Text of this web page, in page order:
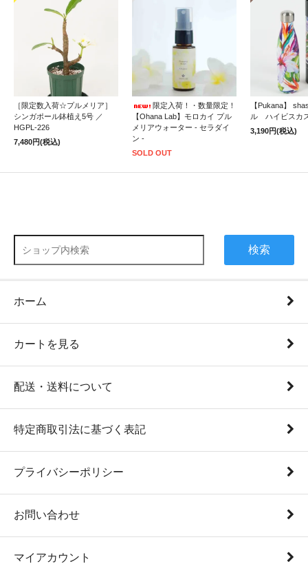
［限定数入荷☆プルメリア］
シンガポール鉢植え5号 ／
HGPL-226
7,480円(税込)
限定入荷！・数量限定！
【Ohana Lab】モロカイ プル
メリアウォーター - セラダイ
ン -
SOLD OUT
【Pukana】
ル ハイビスカ
3,190円(税込)
検索
ホーム
カートを見る
配送・送料について
特定商取引法に基づく表記
プライバシーポリシー
お問い合わせ
マイアカウント